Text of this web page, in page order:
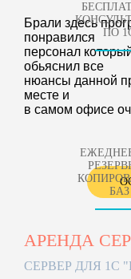
Брали здесь
понравился
персонал
обьяснил все
нюансы данной
месте и
в самом офисе
АРЕНДА
СЕРВЕР ДЛЯ 1С
ПО
БАЗ